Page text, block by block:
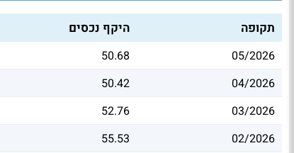
תקופה היקף נכסים
05/2026
50.68
04/2026
50.42
03/2026
52.76
02/2026
55.53